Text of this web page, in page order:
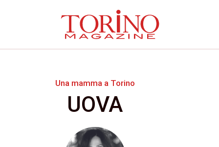
Una mamma a Torino
UOVA